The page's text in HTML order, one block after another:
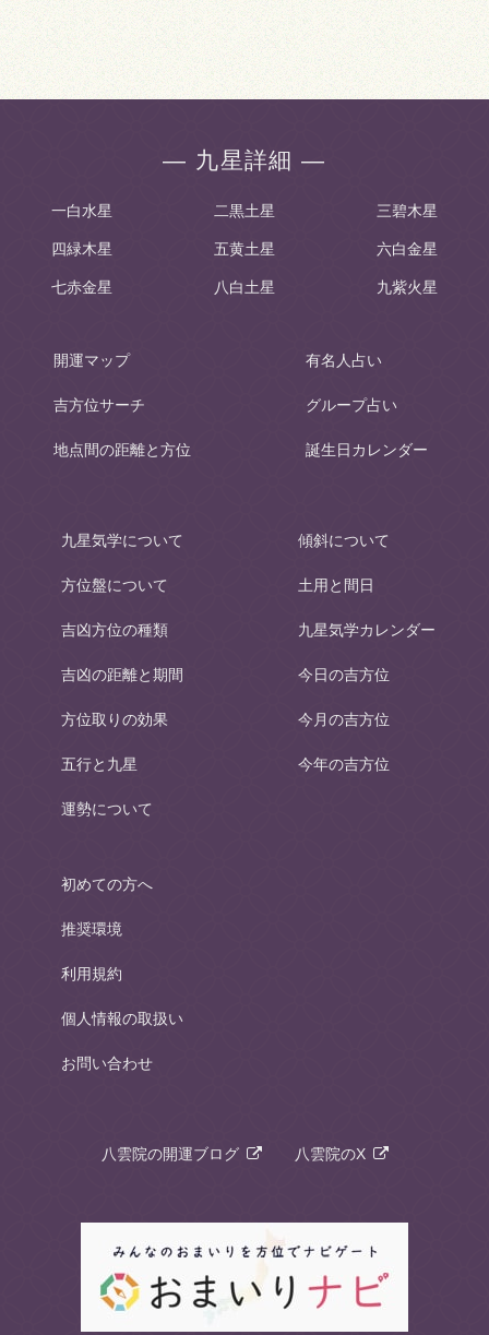
― 九星詳細 ―
一白水星 二黒土星 三碧木星
四緑木星 五黄土星 六白金星
七赤金星 八白土星 九紫火星
開運マップ
吉方位サーチ
地点間の距離と方位
有名人占い
グループ占い
誕生日カレンダー
九星気学について
方位盤について
吉凶方位の種類
吉凶の距離と期間
方位取りの効果
五行と九星
運勢について
傾斜について
土用と間日
九星気学カレンダー
今日の吉方位
今月の吉方位
今年の吉方位
初めての方へ
推奨環境
利用規約
個人情報の取扱い
お問い合わせ
八雲院の開運ブログ 八雲院のX